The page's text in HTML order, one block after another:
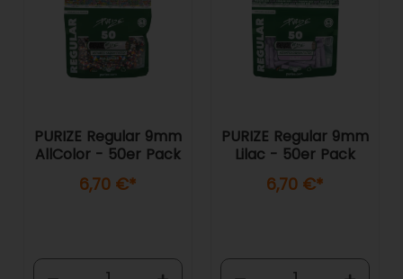
PURIZE Regular 9mm
AllColor - 50er Pack
6,70 €*
PURIZE Regular 9mm
Lilac - 50er Pack
6,70 €*